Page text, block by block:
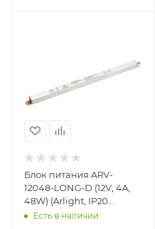
Блок питания ARV-
12048-LONG-D (12V, 4A,
48W) (Arlight, IP20
Металл, 3 года)
Есть в наличии